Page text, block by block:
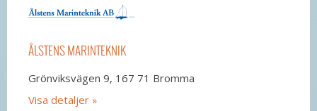
ÅLSTENS MARINTEKNIK
Grönviksvägen 9, 167 71 Bromma
Visa detaljer